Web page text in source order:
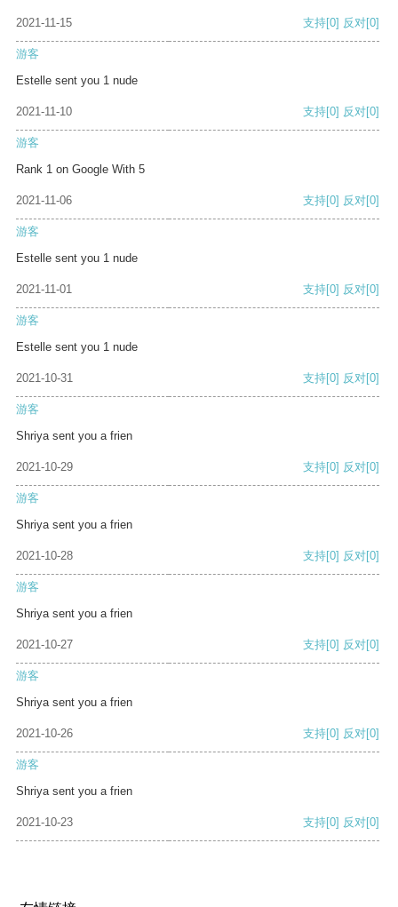
2021-11-15 支持[0] 反对[0]
游客
Estelle sent you 1 nude
2021-11-10 支持[0] 反对[0]
游客
Rank 1 on Google With 5
2021-11-06 支持[0] 反对[0]
游客
Estelle sent you 1 nude
2021-11-01 支持[0] 反对[0]
游客
Estelle sent you 1 nude
2021-10-31 支持[0] 反对[0]
游客
Shriya sent you a frien
2021-10-29 支持[0] 反对[0]
游客
Shriya sent you a frien
2021-10-28 支持[0] 反对[0]
游客
Shriya sent you a frien
2021-10-27 支持[0] 反对[0]
游客
Shriya sent you a frien
2021-10-26 支持[0] 反对[0]
游客
Shriya sent you a frien
2021-10-23 支持[0] 反对[0]